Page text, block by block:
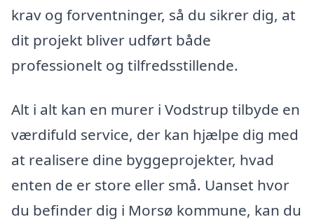
krav og forventninger, så du sikrer dig, at
dit projekt bliver udført både
professionelt og tilfredsstillende.
Alt i alt kan en murer i Vodstrup tilbyde en
værdifuld service, der kan hjælpe dig med
at realisere dine byggeprojekter, hvad
enten de er store eller små. Uanset hvor
du befinder dig i Morsø kommune, kan du